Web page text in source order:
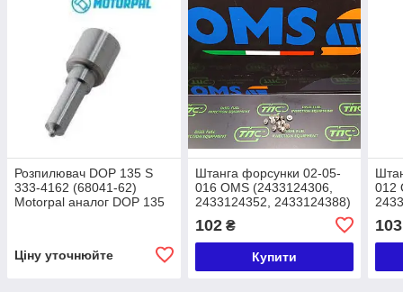
Розпилювач DOP 135 S
333-4162 (68041-62)
Motorpal аналог DOP 135
Ціну уточнюйте
Штанга форсунки 02-05-
016 OMS (2433124306,
2433124352, 2433124388)
102₴
Купити
012
103